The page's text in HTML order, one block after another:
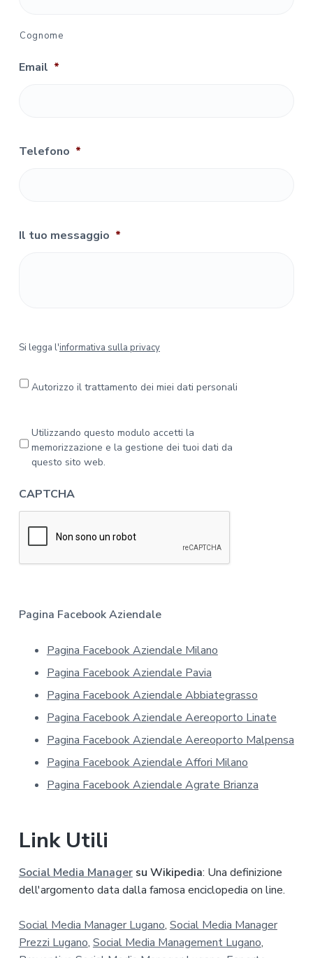
Cognome
Email *
Telefono *
Il tuo messaggio *
S
e
l
f
o
t
a
Si legga l'informativa sulla privacy
Autorizzo il trattamento dei miei dati personali
r
c
y
*
Utilizzando questo modulo accetti la
memorizzazione e la gestione dei tuoi dati da
questo sito web.
CAPTCHA
Pagina Facebook Aziendale
Pagina Facebook Aziendale Milano
Pagina Facebook Aziendale Pavia
Pagina Facebook Aziendale Abbiategrasso
Pagina Facebook Aziendale Aereoporto Linate
Pagina Facebook Aziendale Aereoporto Malpensa
Pagina Facebook Aziendale Affori Milano
Pagina Facebook Aziendale Agrate Brianza
Link Utili
Social Media Managersu Wikipedia: Una definizione
dell'argomento data dalla famosa enciclopedia on line.
Social Media Manager Lugano, Social Media Manager
Prezzi Lugano, Social Media Management Lugano,